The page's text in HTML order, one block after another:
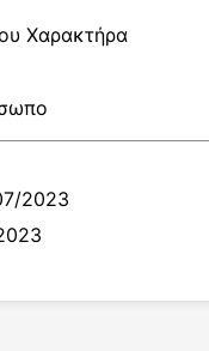
Χαρακτήρα
2023